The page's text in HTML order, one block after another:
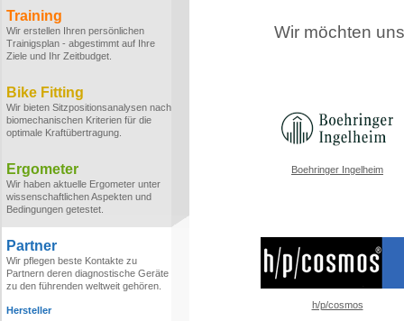
Training
Wir erstellen Ihren persönlichen
Trainigsplan - abgestimmt auf Ihre
Ziele und Ihr Zeitbudget.
Bike Fitting
Wir bieten Sitzpositionsanalysen nach
biomechanischen Kriterien für die
optimale Kraftübertragung.
Ergometer
Wir haben aktuelle Ergometer unter
wissenschaftlichen Aspekten und
Bedingungen getestet.
Partner
Wir pflegen beste Kontakte zu
Partnern deren diagnostische Geräte
zu den führenden weltweit gehören.
Hersteller
Wir möchten
Boehringer Ingelheim
h/p/cosmos